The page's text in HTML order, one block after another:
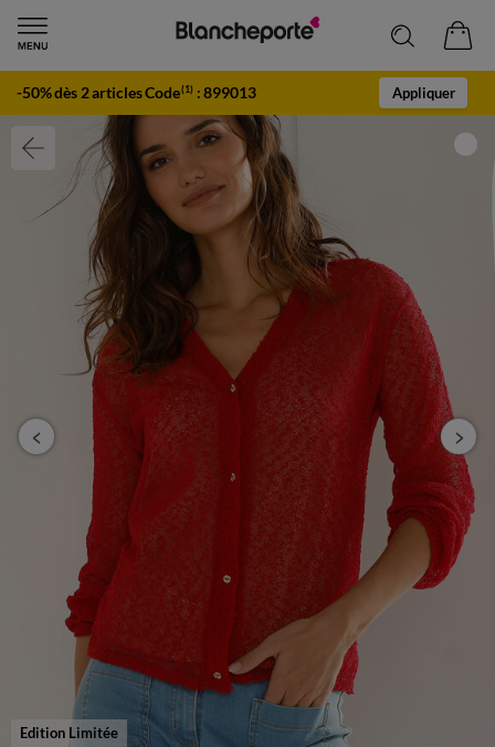
-50% dès 2 articles Code(1) :899013 Appliquer
Edition Limitée